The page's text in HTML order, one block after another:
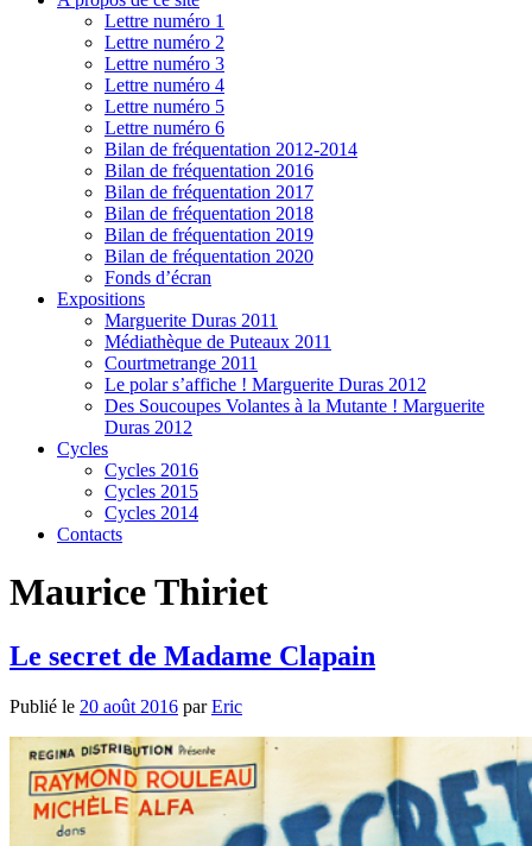
Lettre numéro 1
Lettre numéro 2
Lettre numéro 3
Lettre numéro 4
Lettre numéro 5
Lettre numéro 6
Bilan de fréquentation 2012-2014
Bilan de fréquentation 2016
Bilan de fréquentation 2017
Bilan de fréquentation 2018
Bilan de fréquentation 2019
Bilan de fréquentation 2020
Fonds d’écran
Expositions
Marguerite Duras 2011
Médiathèque de Puteaux 2011
Courtmetrange 2011
Le polar s’affiche ! Marguerite Duras 2012
Des Soucoupes Volantes à la Mutante ! Marguerite
Duras 2012
Cycles
Cycles 2016
Cycles 2015
Cycles 2014
Contacts
Maurice Thiriet
Le secret de Madame Clapain
Publié le 20 août 2016 parEric